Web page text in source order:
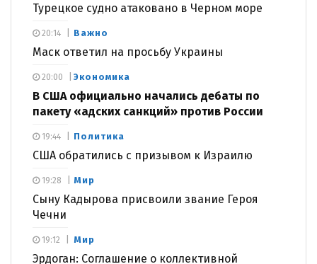
Турецкое судно атаковано в Черном море
Важно
Маск ответил на просьбу Украины
20:14
Экономика
В США официально начались дебаты по
пакету «адских санкций» против России
20:00
Политика
США обратились с призывом к Израилю
19:44
Мир
Сыну Кадырова присвоили звание Героя
Чечни
19:28
Мир
Эрдоган: Соглашение о коллективной
19:12